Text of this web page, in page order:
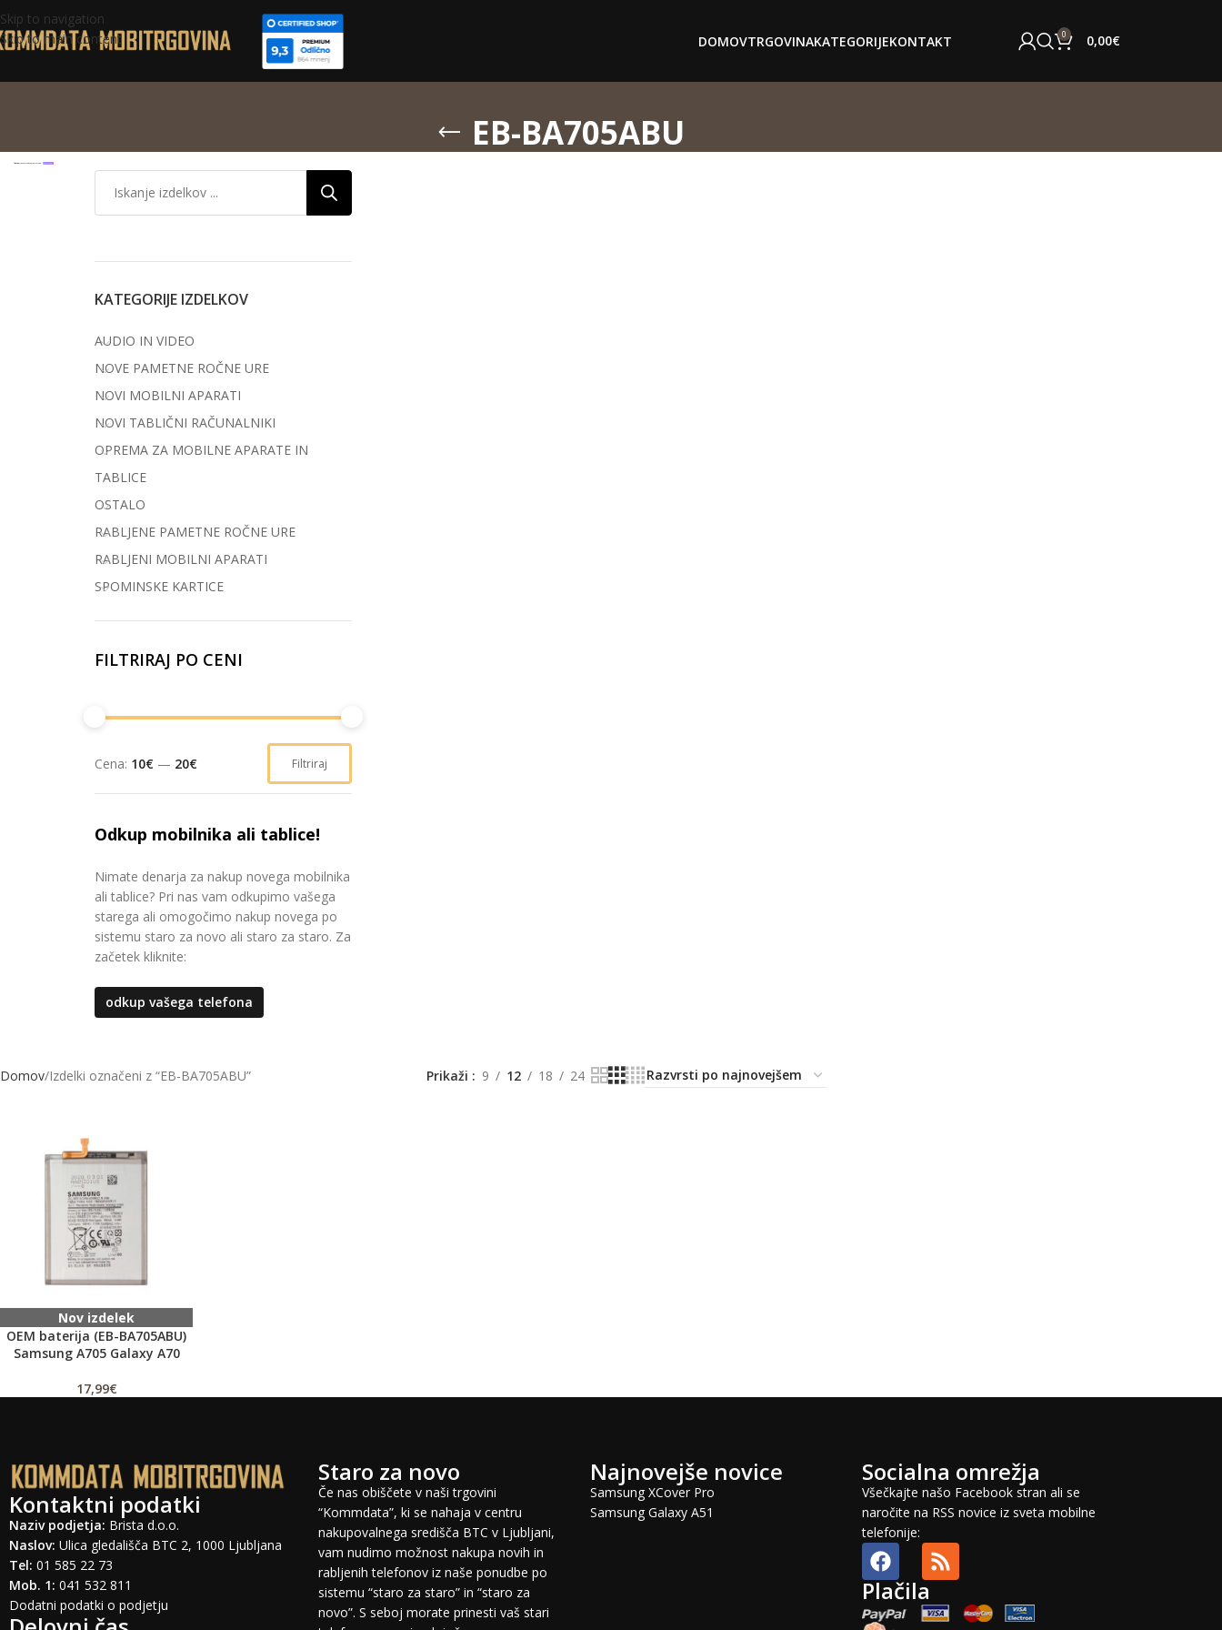
Skip to navigation
Skip to main content
DOMOVTRGOVINAKATEGORIJEKONTAKT 0 0,00€
EB-BA705ABU
KATEGORIJE IZDELKOV
AUDIO IN VIDEO
NOVE PAMETNE ROČNE URE
NOVI MOBILNI APARATI
NOVI TABLIČNI RAČUNALNIKI
OPREMA ZA MOBILNE APARATE IN
TABLICE
OSTALO
RABLJENE PAMETNE ROČNE URE
RABLJENI MOBILNI APARATI
SPOMINSKE KARTICE
FILTRIRAJ PO CENI
Filtriraj
Cena: 10€ — 20€
Odkup mobilnika ali tablice!
Nimate denarja za nakup novega mobilnika
ali tablice? Pri nas vam odkupimo vašega
starega ali omogočimo nakup novega po
sistemu staro za novo ali staro za staro. Za
začetek kliknite:
odkup vašega telefona
Domov Izdelki označeni z “EB-BA705ABU” Prikaži 9 12 18 24
Nov izdelek
OEM baterija (EB-BA705ABU)
Samsung A705 Galaxy A70
17,99€
Kontaktni podatki
Naziv podjetja: Brista d.o.o.
Naslov: Ulica gledališča BTC 2, 1000 Ljubljana
Tel: 01 585 22 73
Mob. 1: 041 532 811
Dodatni podatki o podjetju
Staro za novo
Če nas obiščete v naši trgovini
“Kommdata”, ki se nahaja v centru
nakupovalnega središča BTC v Ljubljani,
vam nudimo možnost nakupa novih in
rabljenih telefonov iz naše ponudbe po
sistemu “staro za staro” in “staro za
novo”. S seboj morate prinesti vaš stari
Najnovejše novice
Samsung XCover Pro
Samsung Galaxy A51
Socialna omrežja
Všečkajte našo Facebook stran ali se
naročite na RSS novice iz sveta mobilne
telefonije:
Plačila